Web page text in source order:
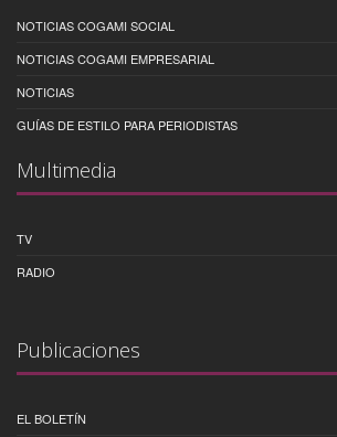
NOTICIAS COGAMI SOCIAL
NOTICIAS COGAMI EMPRESARIAL
NOTICIAS
GUÍAS DE ESTILO PARA PERIODISTAS
Multimedia
TV
RADIO
Publicaciones
EL BOLETÍN